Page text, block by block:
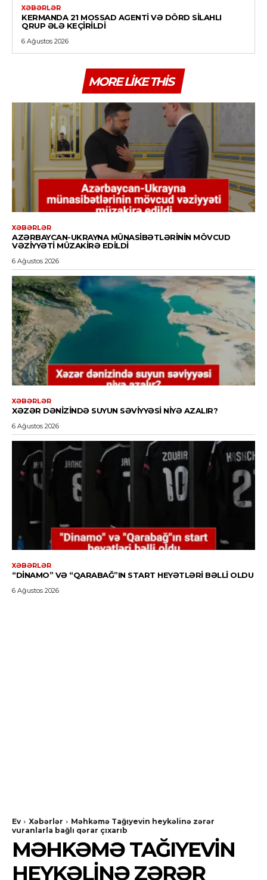
XƏBƏRLƏR
KERMANDA 21 MOSSAD AGENTI VƏ DÖRD SILAHLI
QRUP ƏLƏ KEÇIRILDI
6 Ağustos 2026
MORE LIKE THIS
XƏBƏRLƏR
AZƏRBAYCAN-UKRAYNA MÜNASIBƏTLƏRININ MÖVCUD
VƏZIYYƏTI MÜZAKIRƏ EDILDI
6 Ağustos 2026
XƏBƏRLƏR
XƏZƏR DƏNIZINDƏ SUYUN SƏVIYYƏSI NIYƏ AZALIR?
6 Ağustos 2026
XƏBƏRLƏR
“DINAMO” VƏ “QARABAĞ”IN START HEYƏTLƏRI BƏLLI OLDU
6 Ağustos 2026